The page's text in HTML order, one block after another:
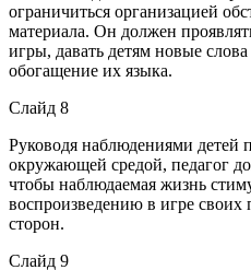
ограничиться организацией
материала. Он должен
игры, давать детям новые
обогащение их языка.
Слайд 8
Руководя наблюдениями детей
окружающей средой, педагог
чтобы наблюдаемая жизнь
воспроизведению в игре
сторон.
Слайд 9